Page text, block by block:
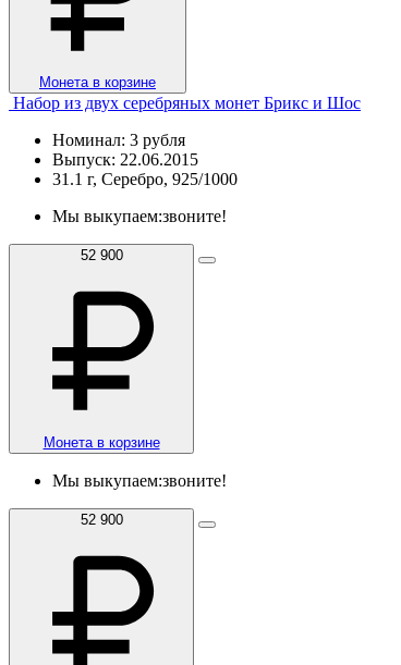
Монета в корзине
Набор из двух серебряных монет Брикс и Шос
Номинал: 3 рубля
Выпуск: 22.06.2015
31.1 г, Серебро, 925/1000
Мы выкупаем:звоните!
52 900
Монета в корзине
Мы выкупаем:звоните!
52 900